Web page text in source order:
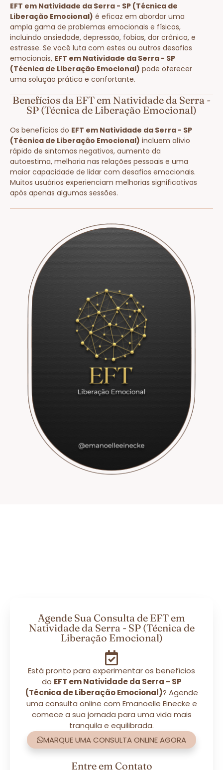
EFT em Natividade da Serra - SP (Técnica de
Liberação Emocional) é eficaz em abordar uma
ampla gama de problemas emocionais e físicos,
incluindo ansiedade, depressão, fobias, dor crônica, e
estresse. Se você luta com estes ou outros desafios
emocionais, EFT em Natividade da Serra - SP
(Técnica de Liberação Emocional) pode oferecer
uma solução prática e confortante.
Benefícios da EFT em Natividade da Serra -
SP (Técnica de Liberação Emocional)
Os benefícios do EFT em Natividade da Serra - SP
(Técnica de Liberação Emocional) incluem alívio
rápido de sintomas negativos, aumento da
autoestima, melhoria nas relações pessoais e uma
maior capacidade de lidar com desafios emocionais.
Muitos usuários experienciam melhorias significativas
após apenas algumas sessões.
Agende Sua Consulta de EFT em
Natividade da Serra - SP (Técnica de
Liberação Emocional)
Está pronto para experimentar os benefícios
do EFT em Natividade da Serra - SP
(Técnica de Liberação Emocional)? Agende
uma consulta online com Emanoelle Einecke e
comece a sua jornada para uma vida mais
tranquila e equilibrada.
MARQUE UMA CONSULTA ONLINE AGORA
Entre em Contato